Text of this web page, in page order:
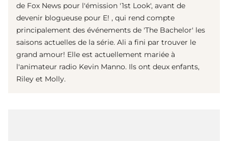
de Fox News pour l'émission '1st Look', avant de
devenir blogueuse pour E! , qui rend compte
principalement des événements de 'The Bachelor' les
saisons actuelles de la série. Ali a fini par trouver le
grand amour! Elle est actuellement mariée à
l'animateur radio Kevin Manno. Ils ont deux enfants,
Riley et Molly.